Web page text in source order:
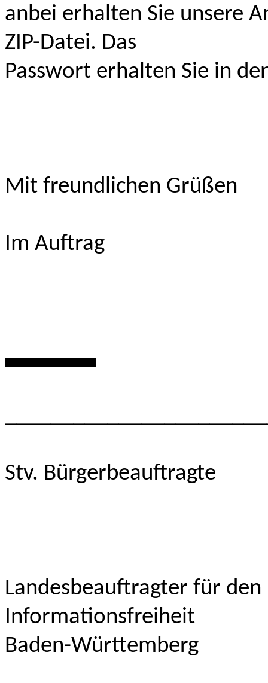
anbei erhalten Sie unsere
ZIP-Datei. Das
Passwort erhalten Sie in
Mit freundlichen Grüßen
Im Auftrag
********
Stv. Bürgerbeauftragte
Landesbeauftragter für
Informationsfreiheit
Baden-Württemberg